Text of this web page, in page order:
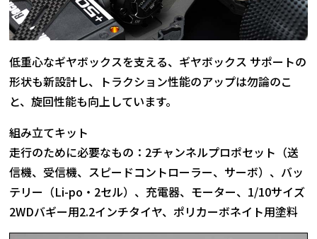
低重心なギヤボックスを支える、ギヤボックス サポートの
形状も新設計し、トラクション性能のアップは勿論のこ
と、旋回性能も向上しています。
組み立てキット
走行のために必要なもの：2チャンネルプロポセット（送
信機、受信機、スピードコントローラー、サーボ）、バッ
テリー（Li-po・2セル）、充電器、モーター、1/10サイズ
2WDバギー用2.2インチタイヤ、ポリカーボネイト用塗料